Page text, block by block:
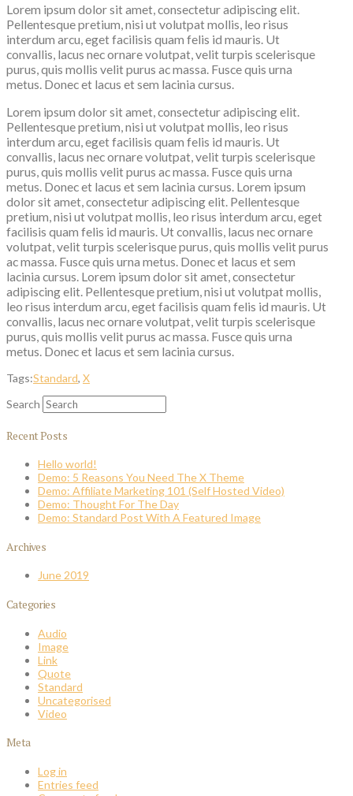
Lorem ipsum dolor sit amet, consectetur adipiscing elit.
Pellentesque pretium, nisi ut volutpat mollis, leo risus
interdum arcu, eget facilisis quam felis id mauris. Ut
convallis, lacus nec ornare volutpat, velit turpis scelerisque
purus, quis mollis velit purus ac massa. Fusce quis urna
metus. Donec et lacus et sem lacinia cursus.
Lorem ipsum dolor sit amet, consectetur adipiscing elit.
Pellentesque pretium, nisi ut volutpat mollis, leo risus
interdum arcu, eget facilisis quam felis id mauris. Ut
convallis, lacus nec ornare volutpat, velit turpis scelerisque
purus, quis mollis velit purus ac massa. Fusce quis urna
metus. Donec et lacus et sem lacinia cursus. Lorem ipsum
dolor sit amet, consectetur adipiscing elit. Pellentesque
pretium, nisi ut volutpat mollis, leo risus interdum arcu, eget
facilisis quam felis id mauris. Ut convallis, lacus nec ornare
volutpat, velit turpis scelerisque purus, quis mollis velit purus
ac massa. Fusce quis urna metus. Donec et lacus et sem
lacinia cursus. Lorem ipsum dolor sit amet, consectetur
adipiscing elit. Pellentesque pretium, nisi ut volutpat mollis,
leo risus interdum arcu, eget facilisis quam felis id mauris. Ut
convallis, lacus nec ornare volutpat, velit turpis scelerisque
purus, quis mollis velit purus ac massa. Fusce quis urna
metus. Donec et lacus et sem lacinia cursus.
Tags:Standard, X
Search
Recent Posts
Hello world!
Demo: 5 Reasons You Need The X Theme
Demo: Affiliate Marketing 101 (Self Hosted Video)
Demo: Thought For The Day
Demo: Standard Post With A Featured Image
Archives
June 2019
Categories
Audio
Image
Link
Quote
Standard
Uncategorised
Video
Meta
Log in
Entries feed